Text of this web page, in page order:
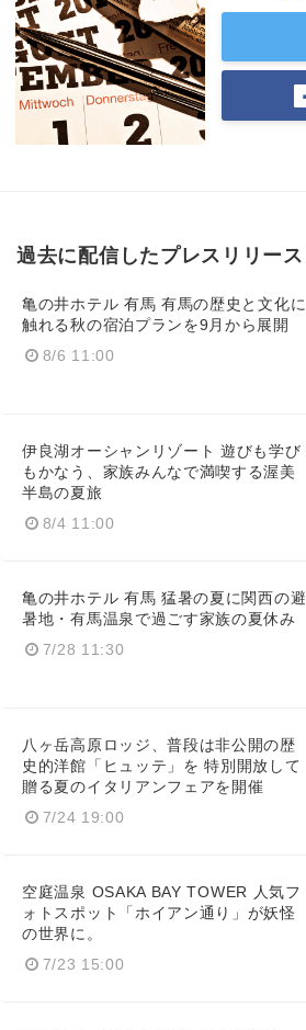
過去に配信したプレスリリース
亀の井ホテル 有馬 有馬の歴史と文化に
触れる秋の宿泊プランを9月から展開
8/6 11:00
伊良湖オーシャンリゾート 遊びも学び
もかなう、家族みんなで満喫する渥美
半島の夏旅
8/4 11:00
亀の井ホテル 有馬 猛暑の夏に関西の避
暑地・有馬温泉で過ごす家族の夏休み
7/28 11:30
八ヶ岳高原ロッジ、普段は非公開の歴
史的洋館「ヒュッテ」を 特別開放して
贈る夏のイタリアンフェアを開催
7/24 19:00
空庭温泉 OSAKA BAY TOWER 人気フ
ォトスポット「ホイアン通り」が妖怪
の世界に。
7/23 15:00